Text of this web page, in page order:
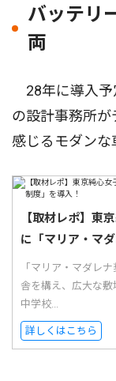
バッテリ
両
28年に導入予
の設計事務所
感じるモダンな
【取材レポ】東
に「マリア・マ
「マリア・マダレ
舎を構え、広大な
中学校...
詳しくはこちら